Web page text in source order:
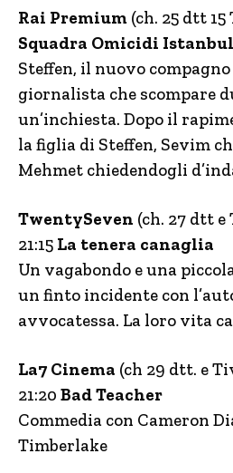
Rai Premium (ch. 25 dtt
Squadra Omicidi
Steffen, il nuovo
giornalista che scompare
un’inchiesta. Dopo il
la figlia di Steffen, Sevim
Mehmet chiedendogli
TwentySeven (ch. 27 dtt e
21:15 La tenera canaglia
Un vagabondo e una
un finto incidente con
avvocatessa. La loro vita
La7 Cinema (ch 29 dtt. e
21:20 Bad Teacher
Commedia con Cameron
Timberlake